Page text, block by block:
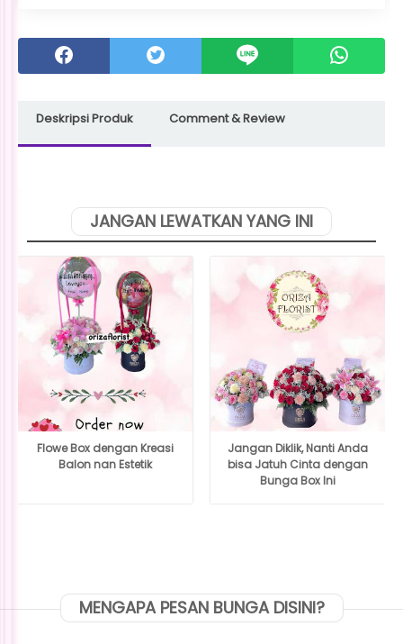
Deskripsi Produk Comment & Review
JANGAN LEWATKAN YANG INI
Flowe Box dengan Kreasi
Balon nan Estetik
Jangan Diklik, Nanti Anda
bisa Jatuh Cinta dengan
Bunga Box Ini
MENGAPA PESAN BUNGA DISINI?